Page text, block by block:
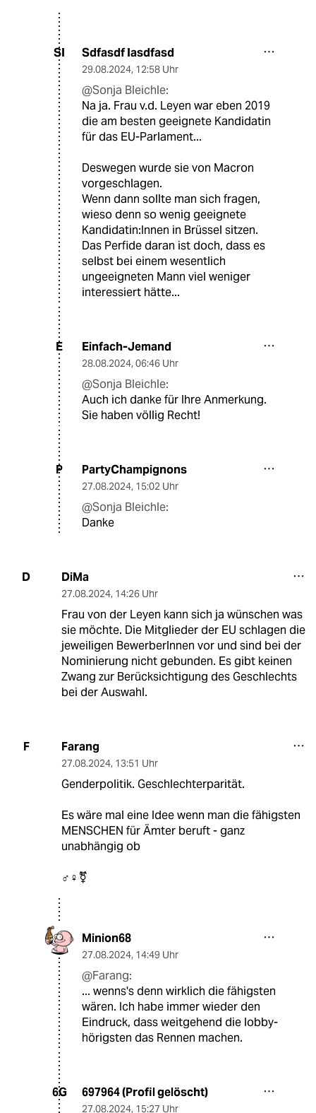
SI Sdfasdf Iasdfasd
29.08.2024, 12:58 Uhr
@Sonja Bleichle:
Na ja. Frau v.d. Leyen war eben 2019
die am besten geeignete Kandidatin
für das EU-Parlament...
Deswegen wurde sie von Macron
vorgeschlagen.
Wenn dann sollte man sich fragen,
wieso denn so wenig geeignete
Kandidatin:Innen in Brüssel sitzen.
Das Perfide daran ist doch, dass es
selbst bei einem wesentlich
ungeeigneten Mann viel weniger
interessiert hätte...
E Einfach-Jemand
28.08.2024, 06:46 Uhr
@Sonja Bleichle:
Auch ich danke für Ihre Anmerkung.
Sie haben völlig Recht!
P PartyChampignons
27.08.2024, 15:02 Uhr
@Sonja Bleichle:
Danke
D DiMa
27.08.2024, 14:26 Uhr
Frau von der Leyen kann sich ja wünschen was
sie möchte. Die Mitglieder der EU schlagen die
jeweiligen BewerberInnen vor und sind bei der
Nominierung nicht gebunden. Es gibt keinen
Zwang zur Berücksichtigung des Geschlechts
bei der Auswahl.
F Farang
27.08.2024, 13:51 Uhr
Genderpolitik. Geschlechterparität.
Es wäre mal eine Idee wenn man die fähigsten
MENSCHEN für Ämter beruft - ganz
unabhängig ob
♂️♀️⚧️
Minion68
27.08.2024, 14:49 Uhr
@Farang:
... wenns's denn wirklich die fähigsten
wären. Ich habe immer wieder den
Eindruck, dass weitgehend die lobby-
hörigsten das Rennen machen.
6G 697964 (Profil gelöscht)
27.08.2024, 15:27 Uhr